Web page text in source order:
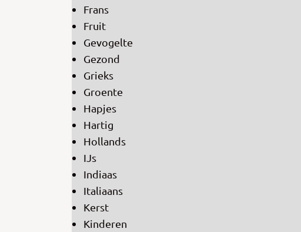
Frans
Fruit
Gevogelte
Gezond
Grieks
Groente
Hapjes
Hartig
Hollands
IJs
Indiaas
Italiaans
Kerst
Kinderen